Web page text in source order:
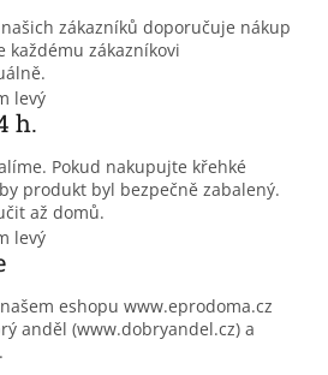
zákazníků doporučuje nákup
každému zákazníkovi
h.
Pokud nakupujte křehké
produkt byl bezpečně zabalený.
až domů.
eshopu www.eprodoma.cz
anděl (www.dobryandel.cz) a